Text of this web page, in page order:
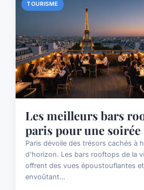
TOURISME
Les meilleurs bars
paris pour une soirée
Paris dévoile des trésors cachés à
d'horizon. Les bars rooftops de la
offrent des vues époustouflantes
envoûtant...